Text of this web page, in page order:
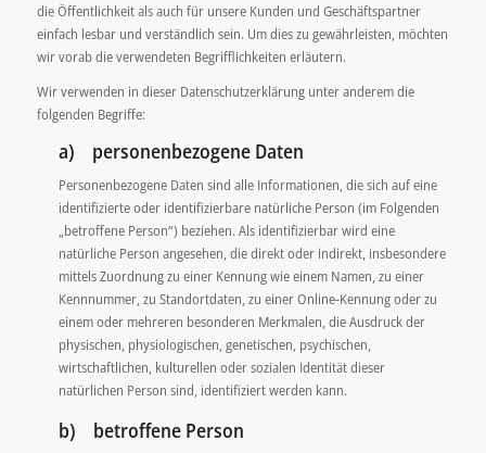
die Öffentlichkeit als auch für unsere Kunden und Geschäftspartner
einfach lesbar und verständlich sein. Um dies zu gewährleisten, möchten
wir vorab die verwendeten Begrifflichkeiten erläutern.
Wir verwenden in dieser Datenschutzerklärung unter anderem die
folgenden Begriffe:
a) personenbezogene Daten
Personenbezogene Daten sind alle Informationen, die sich auf eine
identifizierte oder identifizierbare natürliche Person (im Folgenden
„betroffene Person“) beziehen. Als identifizierbar wird eine
natürliche Person angesehen, die direkt oder indirekt, insbesondere
mittels Zuordnung zu einer Kennung wie einem Namen, zu einer
Kennnummer, zu Standortdaten, zu einer Online-Kennung oder zu
einem oder mehreren besonderen Merkmalen, die Ausdruck der
physischen, physiologischen, genetischen, psychischen,
wirtschaftlichen, kulturellen oder sozialen Identität dieser
natürlichen Person sind, identifiziert werden kann.
b) betroffene Person